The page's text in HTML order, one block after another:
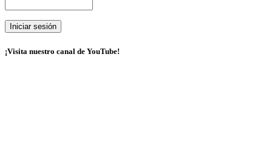
¡Visita nuestro canal de YouTube!